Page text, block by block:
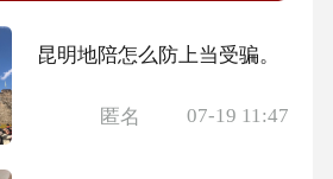
昆明地陪怎么防上当受骗。
匿名 07-19 11:47